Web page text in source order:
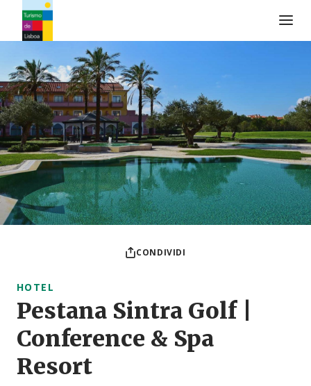
Logo di Turismo de Lisboa
CONDIVIDI
HOTEL
Pestana Sintra Golf |
Conference & Spa
Resort